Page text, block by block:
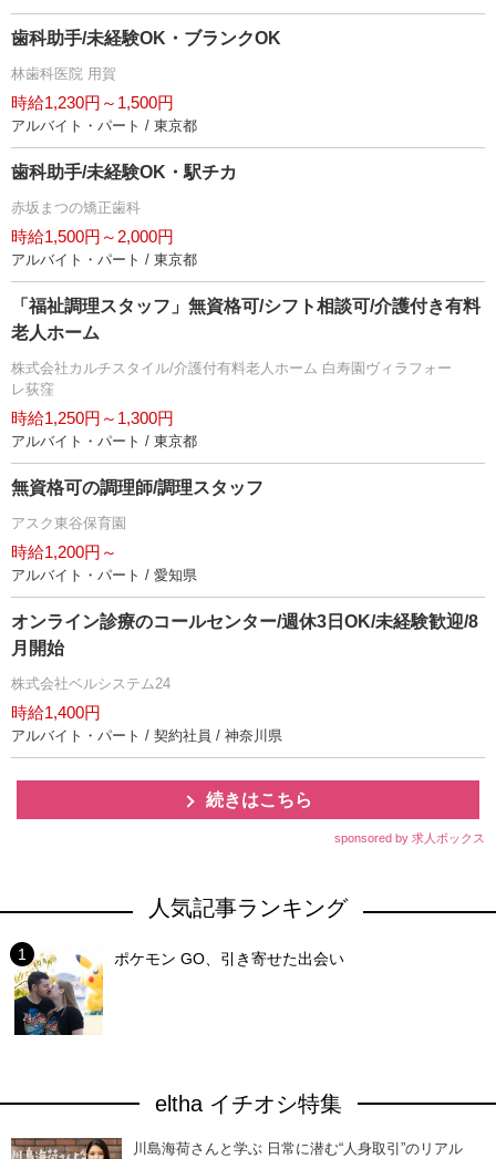
歯科助手/未経験OK・ブランクOK
林歯科医院 用賀
時給1,230円～1,500円
アルバイト・パート / 東京都
歯科助手/未経験OK・駅チカ
赤坂まつの矯正歯科
時給1,500円～2,000円
アルバイト・パート / 東京都
「福祉調理スタッフ」無資格可/シフト相談可/介護付き有料
老人ホーム
株式会社カルチスタイル/介護付有料老人ホーム 白寿園ヴィラフォー
レ荻窪
時給1,250円～1,300円
アルバイト・パート / 東京都
無資格可の調理師/調理スタッフ
アスク東谷保育園
時給1,200円～
アルバイト・パート / 愛知県
オンライン診療のコールセンター/週休3日OK/未経験歓迎/8
月開始
株式会社ベルシステム24
時給1,400円
アルバイト・パート / 契約社員 / 神奈川県
続きはこちら
sponsored by 求人ボックス
人気記事ランキング
ポケモン GO、引き寄せた出会い
eltha イチオシ特集
川島海荷さんと学ぶ 日常に潜む“人身取引”のリアル